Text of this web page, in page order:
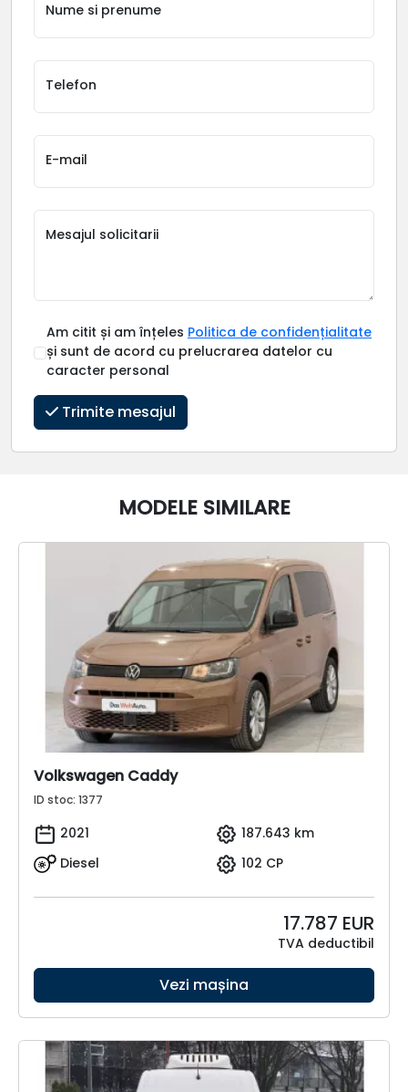
Nume si prenume
Telefon
E-mail
Mesajul solicitarii
Am citit și am înțeles Politica de confidențialitate
și sunt de acord cu prelucrarea datelor cu
caracter personal
Trimite mesajul
MODELE SIMILARE
Volkswagen Caddy
ID stoc: 1377
2021
187.643 km
Diesel
102 CP
17.787 EUR
TVA deductibil
Vezi mașina